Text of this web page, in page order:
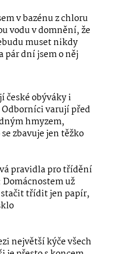
v bazénu z chloru
vodu v domnění, že
muset nikdy
pár dní jsem o něj
české obýváky i
varují před
hmyzem,
zbavuje jen těžko
pravidla pro třídění
už
třídit jen papír,
největší kýče všech